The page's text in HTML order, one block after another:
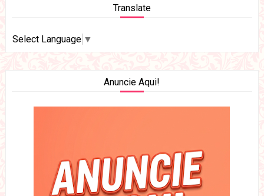
Translate
Select Language ▼
Anuncie Aqui!